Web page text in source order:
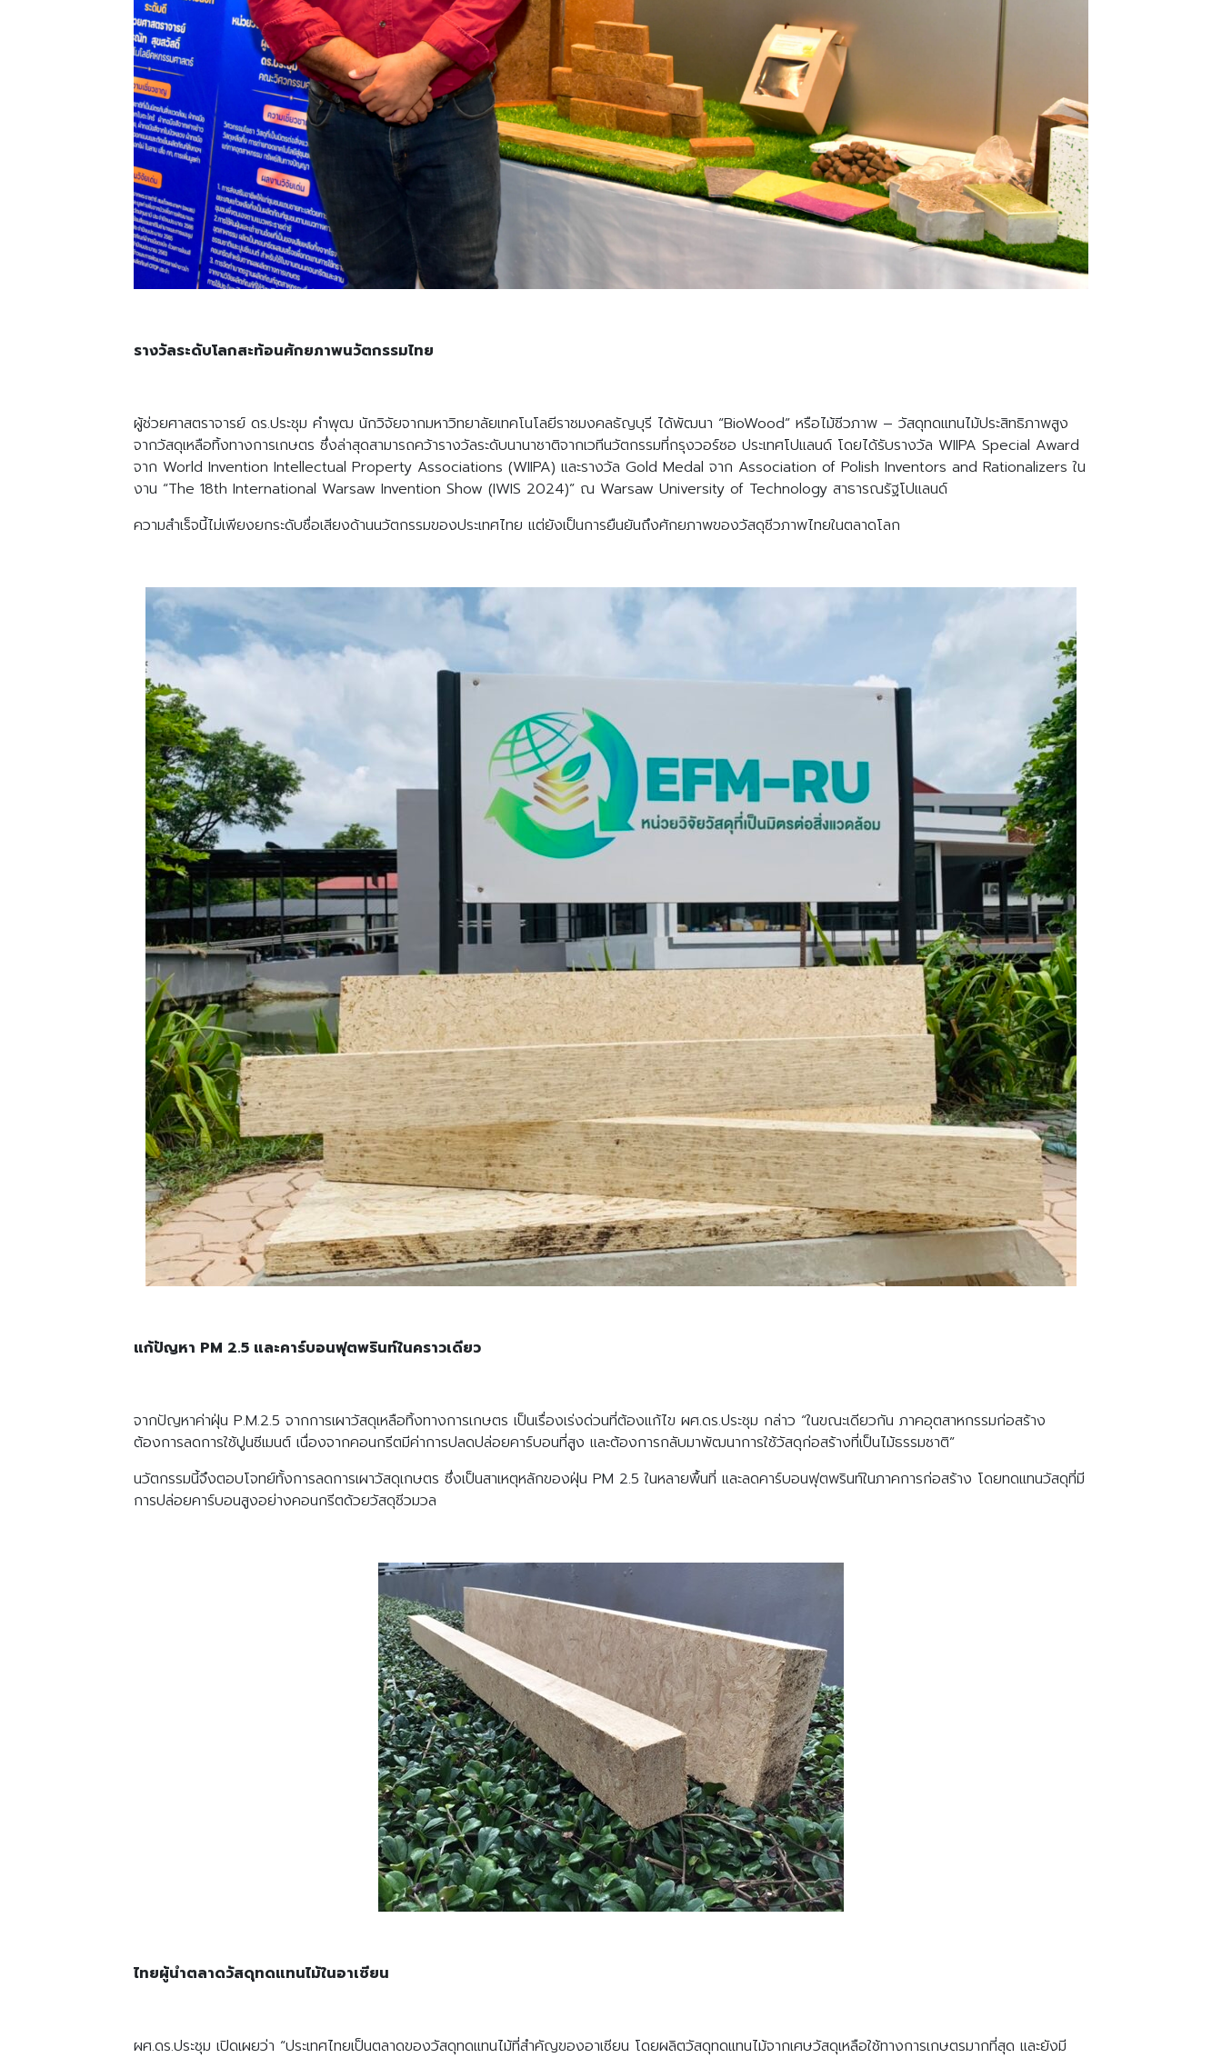
Search
รางวัลระดับโลกสะท้อนศักยภาพนวัตกรรมไทย
ผู้ช่วยศาสตราจารย์ ดร.ประชุม คำพุฒ นักวิจัยจากมหาวิทยาลัยเทคโนโลยีราชมงคลธัญบุรี ได้พัฒนา “BioWood” หรือไม้ชีวภาพ – วัสดุทดแทนไม้ประสิทธิภาพสูง
จากวัสดุเหลือทิ้งทางการเกษตร ซึ่งล่าสุดสามารถคว้ารางวัลระดับนานาชาติจากเวทีนวัตกรรมที่กรุงวอร์ซอ ประเทศโปแลนด์ โดยได้รับรางวัล WIIPA Special Award
จาก World Invention Intellectual Property Associations (WIIPA) และรางวัล Gold Medal จาก Association of Polish Inventors and Rationalizers ใน
งาน “The 18th International Warsaw Invention Show (IWIS 2024)” ณ Warsaw University of Technology สาธารณรัฐโปแลนด์
ความสำเร็จนี้ไม่เพียงยกระดับชื่อเสียงด้านนวัตกรรมของประเทศไทย แต่ยังเป็นการยืนยันถึงศักยภาพของวัสดุชีวภาพไทยในตลาดโลก
แก้ปัญหา PM 2.5 และคาร์บอนฟุตพรินท์ในคราวเดียว
จากปัญหาค่าฝุ่น P.M.2.5 จากการเผาวัสดุเหลือทิ้งทางการเกษตร เป็นเรื่องเร่งด่วนที่ต้องแก้ไข ผศ.ดร.ประชุม กล่าว “ในขณะเดียวกัน ภาคอุตสาหกรรมก่อสร้าง
ต้องการลดการใช้ปูนซีเมนต์ เนื่องจากคอนกรีตมีค่าการปลดปล่อยคาร์บอนที่สูง และต้องการกลับมาพัฒนาการใช้วัสดุก่อสร้างที่เป็นไม้ธรรมชาติ”
นวัตกรรมนี้จึงตอบโจทย์ทั้งการลดการเผาวัสดุเกษตร ซึ่งเป็นสาเหตุหลักของฝุ่น PM 2.5 ในหลายพื้นที่ และลดคาร์บอนฟุตพรินท์ในภาคการก่อสร้าง โดยทดแทนวัสดุที่มี
การปล่อยคาร์บอนสูงอย่างคอนกรีตด้วยวัสดุชีวมวล
ไทยผู้นำตลาดวัสดุทดแทนไม้ในอาเซียน
ผศ.ดร.ประชุม เปิดเผยว่า “ประเทศไทยเป็นตลาดของวัสดุทดแทนไม้ที่สำคัญของอาเซียน โดยผลิตวัสดุทดแทนไม้จากเศษวัสดุเหลือใช้ทางการเกษตรมากที่สุด และยังมี